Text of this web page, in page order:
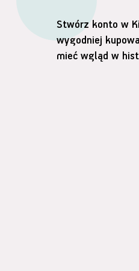
Stwórz konto w
wygodniej
mieć wgląd w